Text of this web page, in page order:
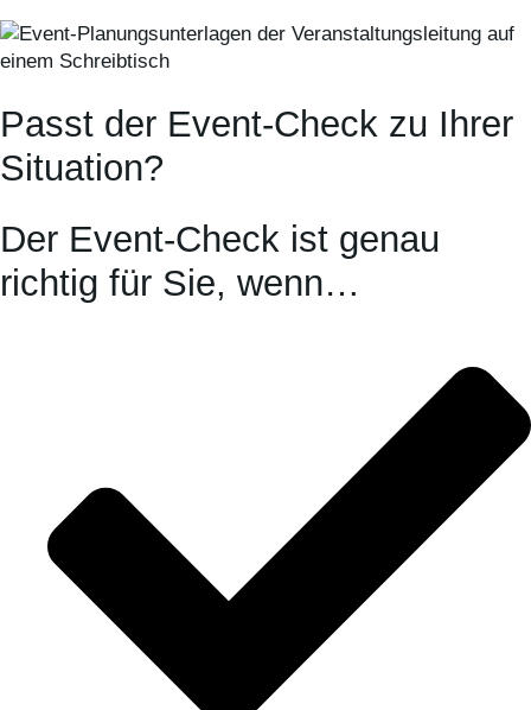
Passt der Event-Check zu Ihrer
Situation?
Der Event-Check ist genau
richtig für Sie, wenn…